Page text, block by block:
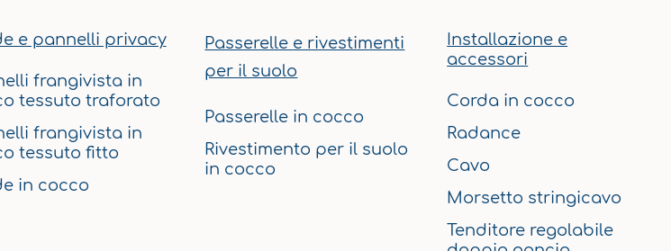
k
a
s
e pannelli privacy
frangivista in
tessuto traforato
frangivista in
tessuto fitto
in cocco
Passerelle e rivestimenti
per il suolo
Passerelle in cocco
Rivestimento per il suolo
in cocco
Installazione e
accessori
Corda in cocco
Radance
Cavo
Morsetto stringicavo
Tenditore regolabile